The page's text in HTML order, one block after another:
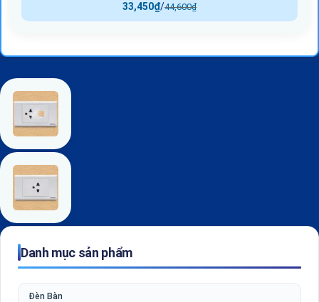
44,600₫
/
33,450₫
Danh mục sản phẩm
Đèn Bàn